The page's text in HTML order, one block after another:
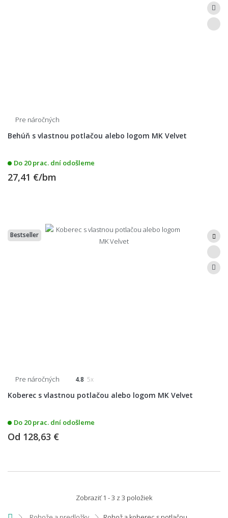
Pre náročných
Behúň s vlastnou potlačou alebo logom MK Velvet
Do 20 prac. dní odošleme
27,41 €/bm
Bestseller
Pre náročných 4.8 5x
Koberec s vlastnou potlačou alebo logom MK Velvet
Do 20 prac. dní odošleme
Od 128,63 €
Zobraziť 1 - 3 z 3 položiek